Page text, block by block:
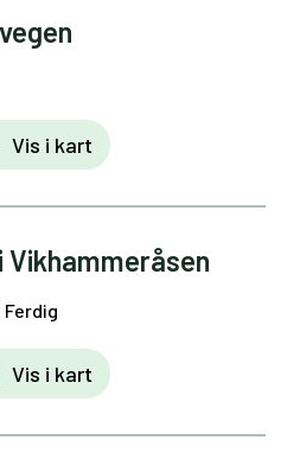
Vis i kart
Vikhammeråsen
Ferdig
Vis i kart